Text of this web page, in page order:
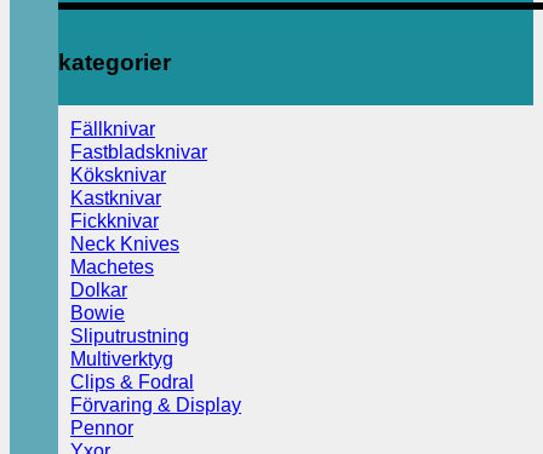
kategorier
Fällknivar
Fastbladsknivar
Köksknivar
Kastknivar
Fickknivar
Neck Knives
Machetes
Dolkar
Bowie
Sliputrustning
Multiverktyg
Clips & Fodral
Förvaring & Display
Pennor